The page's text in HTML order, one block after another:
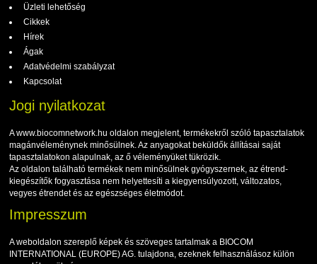
Üzleti lehetőség
Cikkek
Hírek
Ágak
Adatvédelmi szabályzat
Kapcsolat
Jogi nyilatkozat
A www.biocomnetwork.hu oldalon megjelent, termékekről szóló tapasztalatok
magánvéleménynek minősülnek. Az anyagokat beküldők állításai saját
tapasztalatokon alapulnak, az ő véleményüket tükrözik.
Az oldalon található termékek nem minősülnek gyógyszernek, az étrend-
kiegészítők fogyasztása nem helyettesíti a kiegyensúlyozott, változatos,
vegyes étrendet és az egészséges életmódot.
Impresszum
A weboldalon szereplő képek és szöveges tartalmak a BIOCOM
INTERNATIONAL (EUROPE) AG. tulajdona, ezeknek felhasználásoz külön